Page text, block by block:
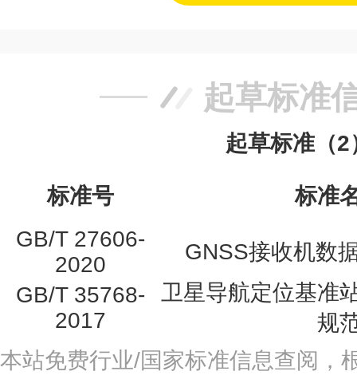
起草标准
起草标准（2
标准号
标准
GB/T 27606-
2020
GNSS接收机数
GB/T 35768-
2017
卫星导航定位基准
规
本站免费行业/国家标准信息查阅，